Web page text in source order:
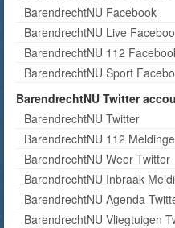
BarendrechtNU Facebook
BarendrechtNU Live
BarendrechtNU 112
BarendrechtNU Sport
BarendrechtNU Twitter
BarendrechtNU Twitter
BarendrechtNU 112
BarendrechtNU Weer Twitter
BarendrechtNU Inbraak
BarendrechtNU Agenda
BarendrechtNU Vliegtuigen